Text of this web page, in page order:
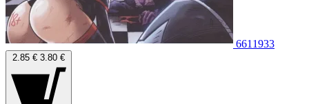
6611933
2.85 € 3.80 €